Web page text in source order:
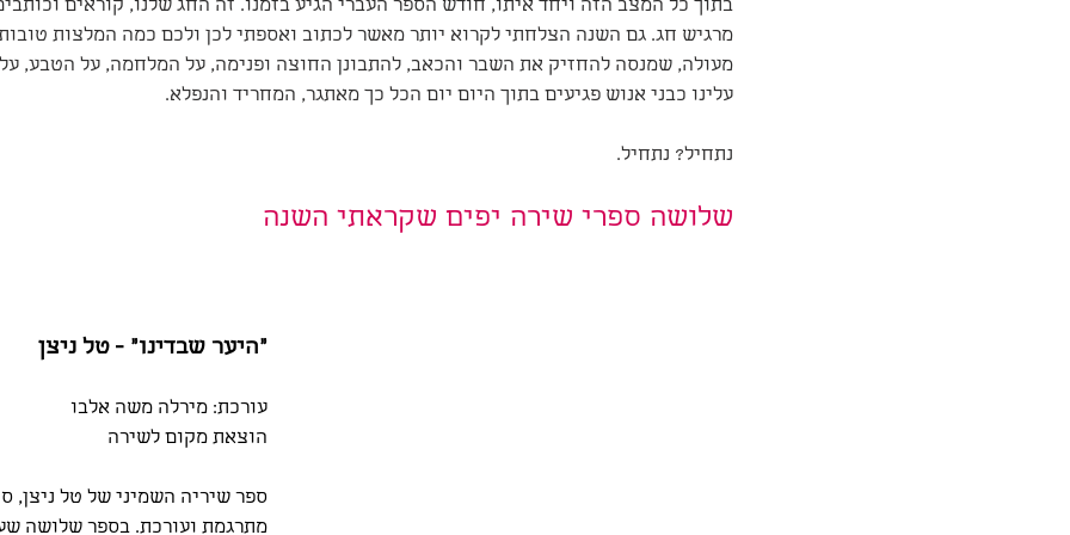
בתוך כל המצב הזה ויחד איתו, חודש הספר העברי הגיע בזמנו. זה החג שלנו, קוראים
מרגיש חג. גם השנה הצלחתי לקרוא יותר מאשר לכתוב ואספתי לכן ולכם כמה המלצות
מעולה, שמנסה להחזיק את השבר והכאב, להתבונן החוצה ופנימה, על המלחמה, על הטבע,
עלינו כבני אנוש פגיעים בתוך היום יום הכל כך מאתגר, המחריד והנפלא.
נתחיל? נתחיל.
שלושה ספרי שירה יפים שקראתי השנה
"היער שבדינו" - טל ניצן
עורכת: מירלה משה אלבו
הוצאת מקום לשירה
ספר שיריה השמיני של טל ניצן,
מתרגמת ועורכת. בספר שלושה